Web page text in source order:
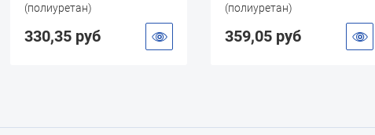
(полиуретан)
359,05 руб
Camozzi 9512 (латунь)
196,45 руб